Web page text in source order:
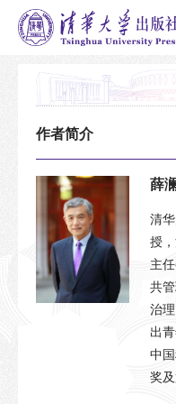
作者简介
薛澜
清
授
主
共
治
出
中
奖